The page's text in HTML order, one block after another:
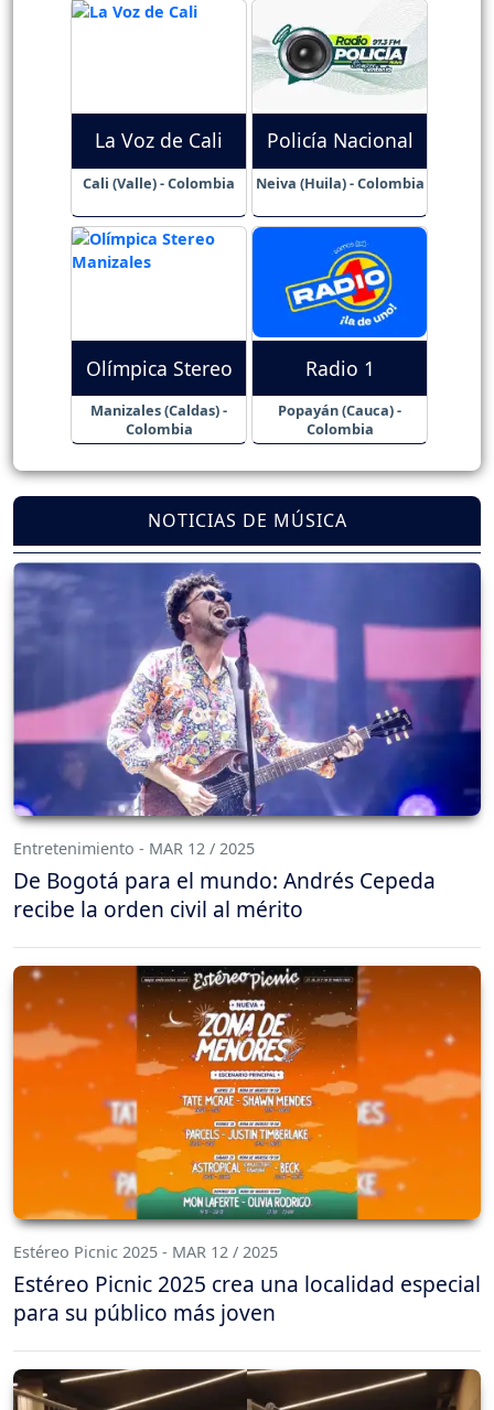
La Voz de Cali
Cali (Valle) - Colombia
Policía Nacional
Neiva (Huila) - Colombia
Olímpica Stereo
Manizales (Caldas) -
Colombia
Radio 1
Popayán (Cauca) -
Colombia
NOTICIAS DE MÚSICA
Entretenimiento - MAR 12 / 2025
De Bogotá para el mundo: Andrés Cepeda
recibe la orden civil al mérito
Estéreo Picnic 2025 - MAR 12 / 2025
Estéreo Picnic 2025 crea una localidad especial
para su público más joven